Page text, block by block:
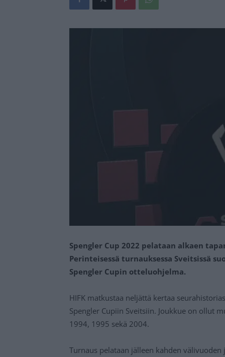
Spengler Cup 2022 pelataan alkaen
Perinteisessä turnauksessa Sveitsissä
Spengler Cupin otteluohjelma.
HIFK matkustaa neljättä kertaa
Spengler Cupiin Sveitsiin. Joukkue on ollut
1994, 1995 sekä 2004.
Turnaus pelataan jälleen kahden